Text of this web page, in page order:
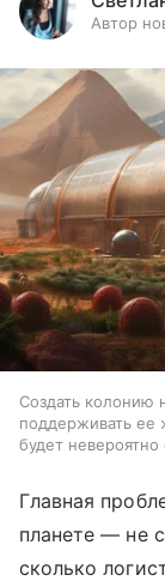
Автор
Создать колонию
поддерживать ее
будет
Главная
планете — не
сколько